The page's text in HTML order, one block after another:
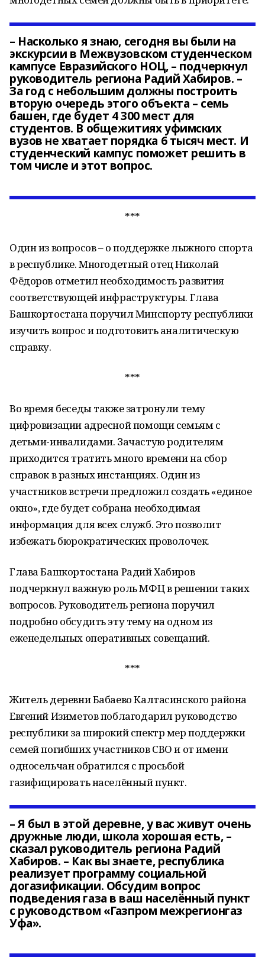
– Насколько я знаю, сегодня вы были на
экскурсии в Межвузовском студенческом
кампусе Евразийского НОЦ, – подчеркнул
руководитель региона Радий Хабиров. –
За год с небольшим должны построить
вторую очередь этого объекта – семь
башен, где будет 4 300 мест для
студентов. В общежитиях уфимских
вузов не хватает порядка 6 тысяч мест. И
студенческий кампус поможет решить в
том числе и этот вопрос.
***
Один из вопросов – о поддержке лыжного спорта
в республике. Многодетный отец Николай
Фёдоров отметил необходимость развития
соответствующей инфраструктуры. Глава
Башкортостана поручил Минспорту республики
изучить вопрос и подготовить аналитическую
справку.
***
Во время беседы также затронули тему
цифровизации адресной помощи семьям с
детьми-инвалидами. Зачастую родителям
приходится тратить много времени на сбор
справок в разных инстанциях. Один из
участников встречи предложил создать «единое
окно», где будет собрана необходимая
информация для всех служб. Это позволит
избежать бюрократических проволочек.
Глава Башкортостана Радий Хабиров
подчеркнул важную роль МФЦ в решении таких
вопросов. Руководитель региона поручил
подробно обсудить эту тему на одном из
еженедельных оперативных совещаний.
***
Житель деревни Бабаево Калтасинского района
Евгений Изиметов поблагодарил руководство
республики за широкий спектр мер поддержки
семей погибших участников СВО и от имени
односельчан обратился с просьбой
газифицировать населённый пункт.
– Я был в этой деревне, у вас живут очень
дружные люди, школа хорошая есть, –
сказал руководитель региона Радий
Хабиров. – Как вы знаете, республика
реализует программу социальной
догазификации. Обсудим вопрос
подведения газа в ваш населённый пункт
с руководством «Газпром межрегионгаз
Уфа».